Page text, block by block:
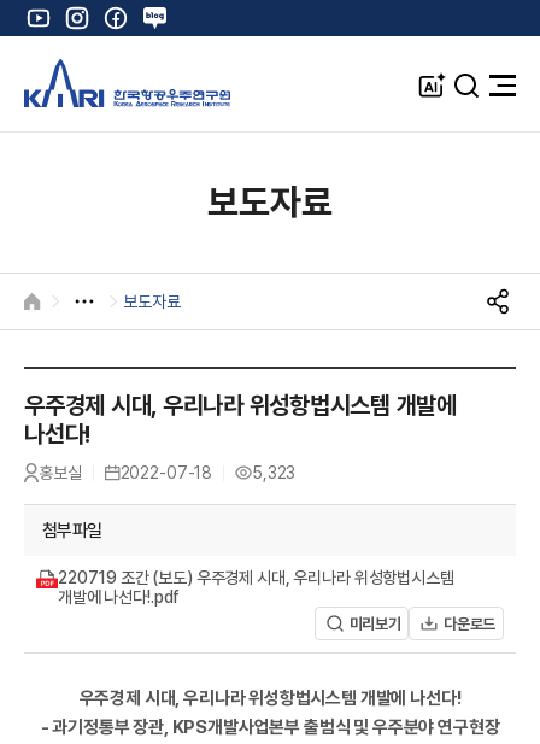
유
튜
인
스
타
그
램
페
이
북
네
이
블
로
K
A
A
검
전
보도자료
HOME 보도자료
S
N
우주경제 시대, 우리나라 위성항법시스템 개발에
나선다!
작
성
홍보실
등
록
2022-07-18
조
회
5,323
첨부파일
220719 조간 (보도) 우주경제 시대, 우리나라 위성항법시스템
개발에 나선다!.pdf
미리보기 다운로드
우주경제 시대, 우리나라 위성항법시스템 개발에 나선다!
- 과기정통부 장관, KPS개발사업본부 출범식 및 우주분야 연구현장